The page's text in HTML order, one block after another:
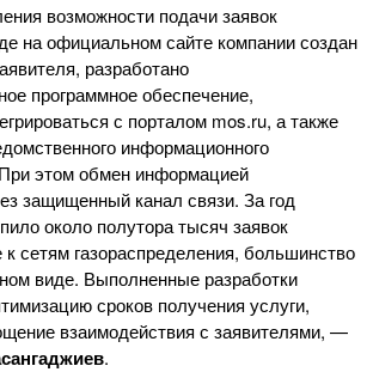
возможности подачи заявок
на официальном сайте компании создан
разработано
программное обеспечение,
с порталом mos.ru, а также
информационного
этом обмен информацией
защищенный канал связи. За год
около полутора тысяч заявок
к сетям газораспределения, большинство
виде. Выполненные разработки
сроков получения услуги,
взаимодействия с заявителями, —
.